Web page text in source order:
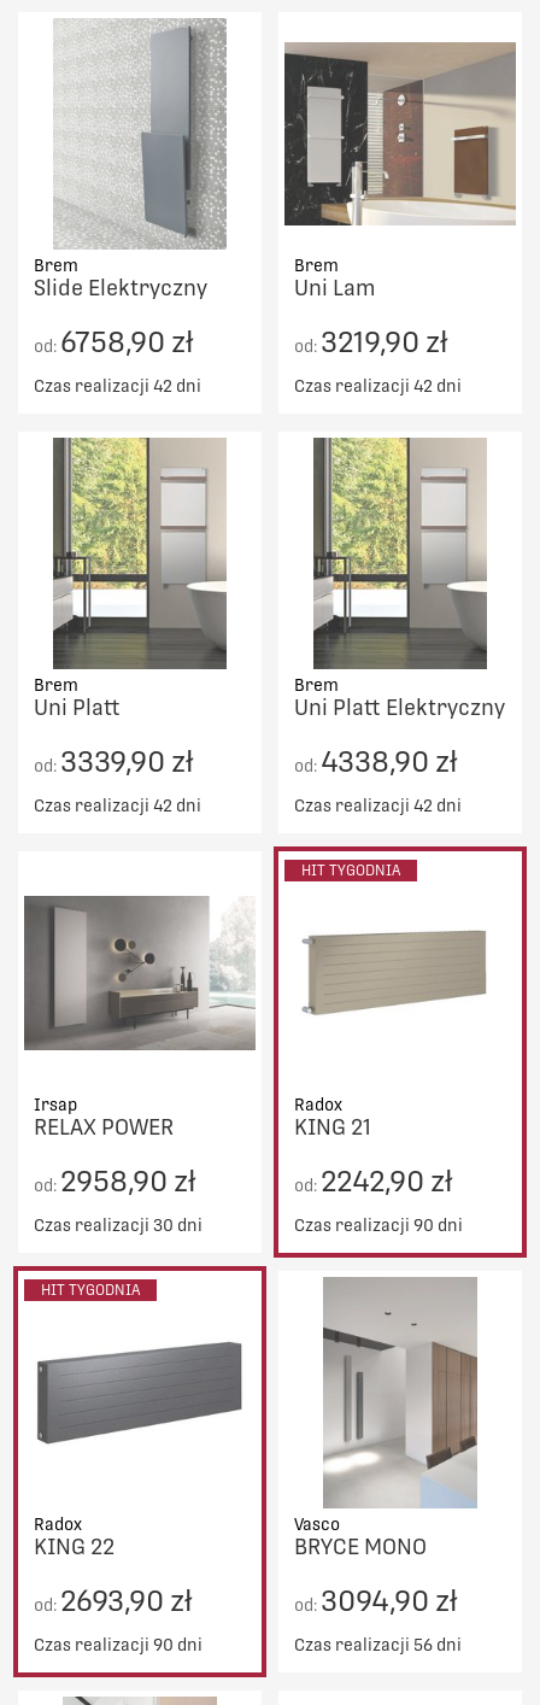
Brem
Slide Elektryczny
od: 6758,90 zł
Czas realizacji 42 dni
Brem
Uni Lam
od: 3219,90 zł
Czas realizacji 42 dni
Brem
Uni Platt
od: 3339,90 zł
Czas realizacji 42 dni
Brem
Uni Platt Elektryczny
od: 4338,90 zł
Czas realizacji 42 dni
Irsap
RELAX POWER
od: 2958,90 zł
Czas realizacji 30 dni
HIT TYGODNIA
Radox
KING 21
od: 2242,90 zł
Czas realizacji 90 dni
HIT TYGODNIA
Radox
KING 22
od: 2693,90 zł
Czas realizacji 90 dni
Vasco
BRYCE MONO
od: 3094,90 zł
Czas realizacji 56 dni